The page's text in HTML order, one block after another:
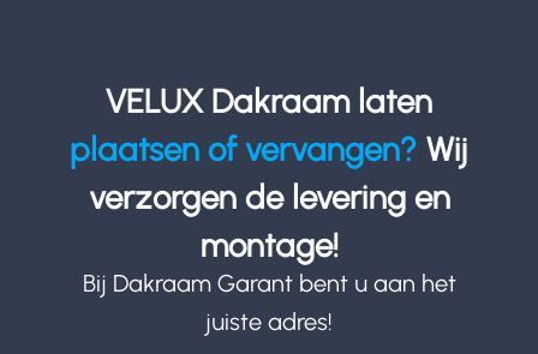
VELUX Dakraam laten
plaatsen of vervangen? Wij
verzorgen de levering en
montage!
Bij Dakraam Garant bent u aan het
juiste adres!